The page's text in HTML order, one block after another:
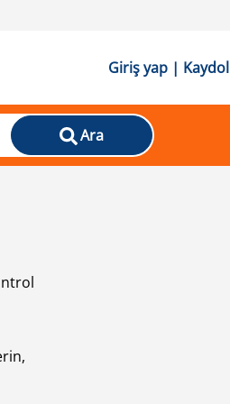
Giriş yap | Kaydol
Ara